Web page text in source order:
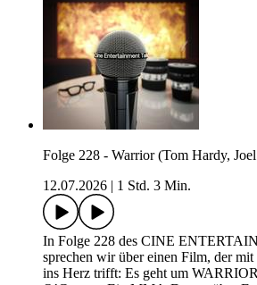
Folge 228 - Warrior (Tom Hardy,
12.07.2026 | 1 Std. 3 Min.
In Folge 228 des CINE
sprechen wir über einen Film, der mit
ins Herz trifft: Es geht um